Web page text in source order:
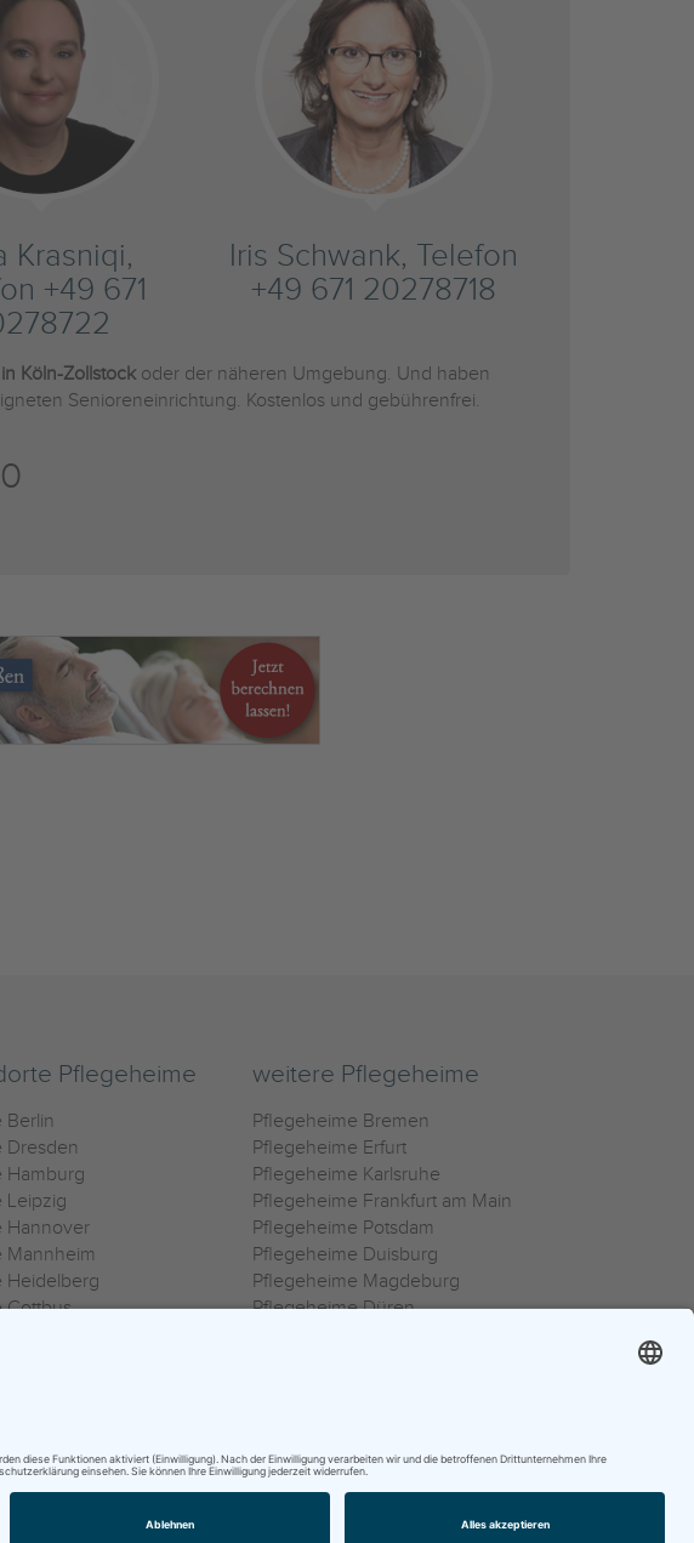
Krasniqi,
+49 671
Iris Schwank, Telefon
+49 671 20278718
Köln-Zollstock oder der näheren Umgebung. Und haben
Senioreneinrichtung. Kostenlos und gebührenfrei.
Pflegeheime
Berlin
Dresden
Hamburg
Leipzig
Hannover
Mannheim
Heidelberg
Cottbus
weitere Pflegeheime
Pflegeheime Bremen
Pflegeheime Erfurt
Pflegeheime Karlsruhe
Pflegeheime Frankfurt am Main
Pflegeheime Potsdam
Pflegeheime Duisburg
Pflegeheime Magdeburg
Pflegeheime Düren
0800 800 666 0